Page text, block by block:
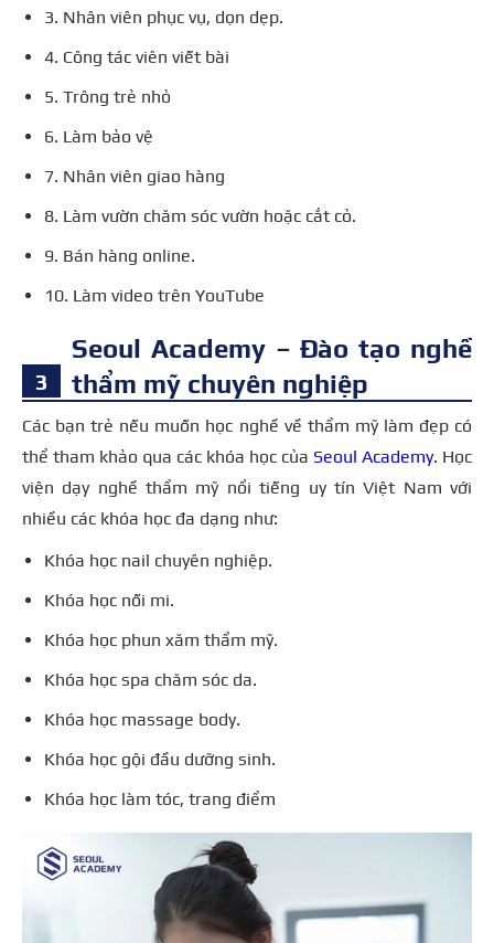
3. Nhân viên phục vụ, dọn dẹp.
4. Công tác viên viết bài
5. Trông trẻ nhỏ
6. Làm bảo vệ
7. Nhân viên giao hàng
8. Làm vườn chăm sóc vườn hoặc cắt cỏ.
9. Bán hàng online.
10. Làm video trên YouTube
Seoul Academy – Đào tạo nghề
thẩm mỹ chuyên nghiệp
Các bạn trẻ nếu muốn học nghề về thẩm mỹ làm đẹp có
thể tham khảo qua các khóa học của Seoul Academy. Học
viện dạy nghề thẩm mỹ nổi tiếng uy tín Việt Nam với
nhiều các khóa học đa dạng như:
Khóa học nail chuyên nghiệp.
Khóa học nối mi.
Khóa học phun xăm thẩm mỹ.
Khóa học spa chăm sóc da.
Khóa học massage body.
Khóa học gội đầu dưỡng sinh.
Khóa học làm tóc, trang điểm